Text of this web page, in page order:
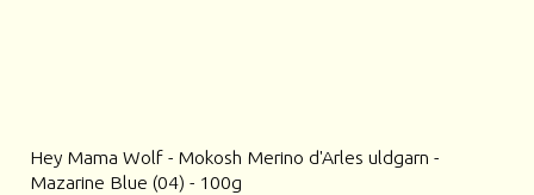
Hey Mama Wolf - Mokosh Merino d'Arles uldgarn -
Mazarine Blue (04) - 100g